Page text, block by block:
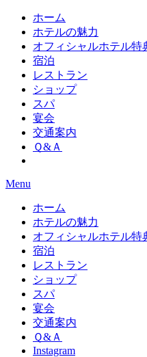
ホーム
ホテルの魅力
オフィシャルホテル特
宿泊
レストラン
ショップ
スパ
宴会
交通案内
Ｑ&Ａ
Menu
ホーム
ホテルの魅力
オフィシャルホテル特
宿泊
レストラン
ショップ
スパ
宴会
交通案内
Ｑ&Ａ
Instagram